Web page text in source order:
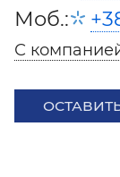
Моб.:
С